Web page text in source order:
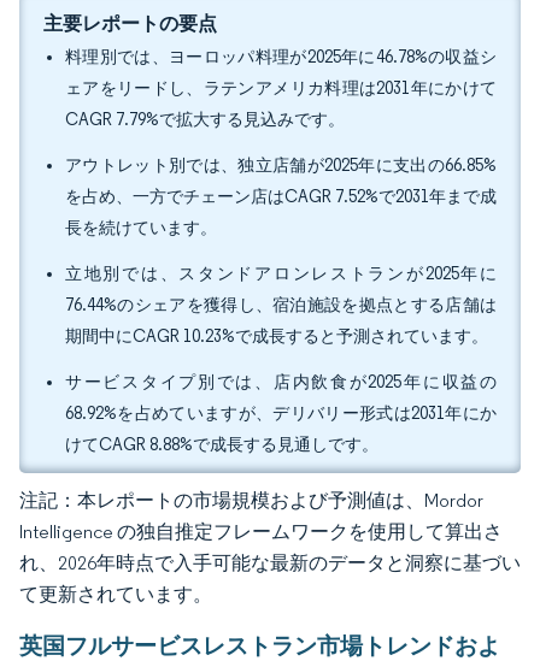
主要レポートの要点
料理別では、ヨーロッパ料理が2025年に46.78%の収益シ
ェアをリードし、ラテンアメリカ料理は2031年にかけて
CAGR 7.79%で拡大する見込みです。
アウトレット別では、独立店舗が2025年に支出の66.85%
を占め、一方でチェーン店はCAGR 7.52%で2031年まで成
長を続けています。
立地別では、スタンドアロンレストランが2025年に
76.44%のシェアを獲得し、宿泊施設を拠点とする店舗は
期間中にCAGR 10.23%で成長すると予測されています。
サービスタイプ別では、店内飲食が2025年に収益の
68.92%を占めていますが、デリバリー形式は2031年にか
けてCAGR 8.88%で成長する見通しです。
注記：本レポートの市場規模および予測値は、Mordor
Intelligence の独自推定フレームワークを使用して算出さ
れ、2026年時点で入手可能な最新のデータと洞察に基づい
て更新されています。
英国フルサービスレストラン市場トレンドおよ